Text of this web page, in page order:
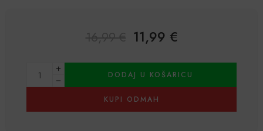
11,99 €
DODAJ U KOŠARICU
KUPI ODMAH
Alternative: